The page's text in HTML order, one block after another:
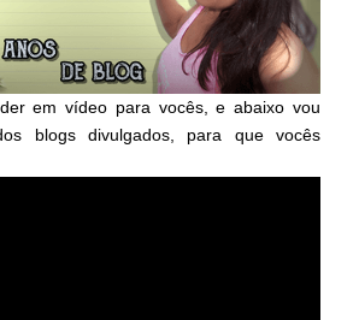
em vídeo para vocês, e abaixo vou
blogs divulgados, para que vocês